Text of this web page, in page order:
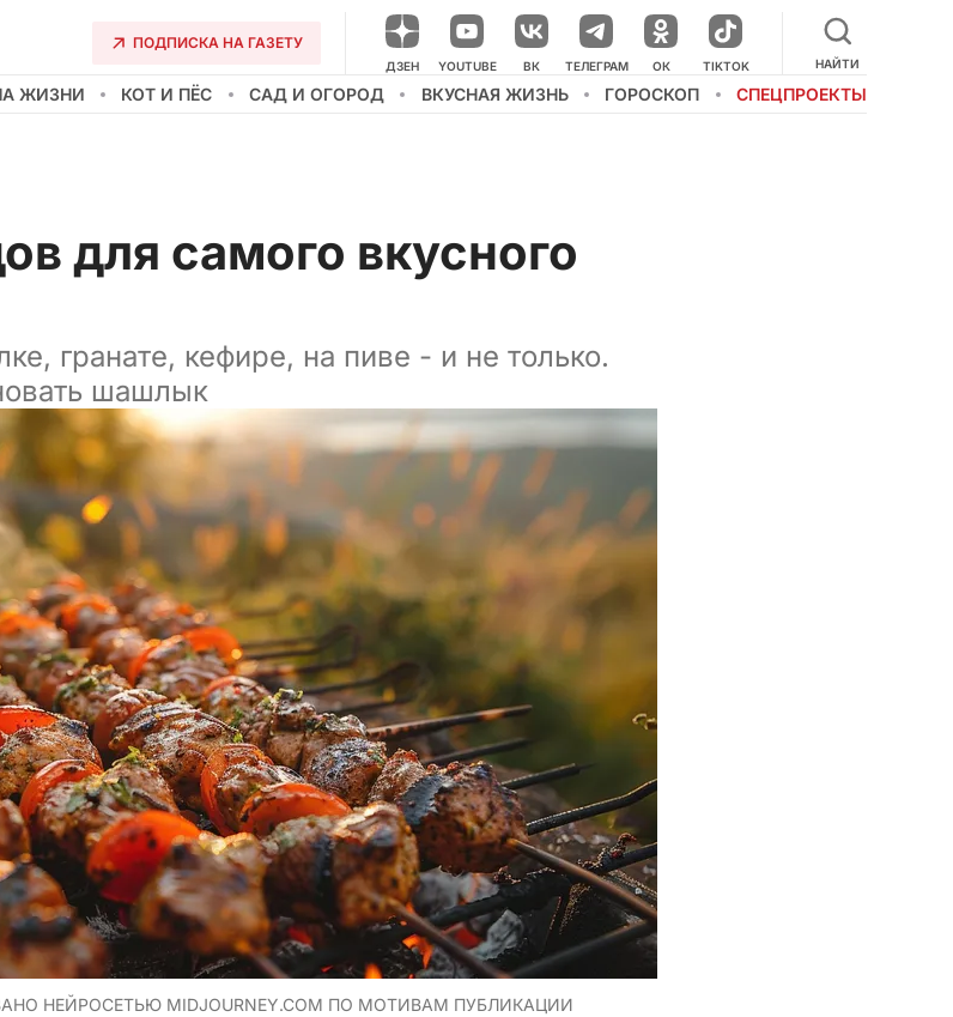
ПОДПИСКА НА ГАЗЕТУ
ДЗЕН YOUTUBE ВК ТЕЛЕГРАМ ОК TIKTOK НАЙТИ
ЖИЗНИ КОТ И ПЁС САД И ОГОРОД ВКУСНАЯ ЖИЗНЬ ГОРОСКОП СПЕЦПРОЕКТЫ
для самого вкусного
гранате, кефире, на пиве - и не только.
шашлык
НЕЙРОСЕТЬЮ MIDJOURNEY.COM ПО МОТИВАМ ПУБЛИКАЦИИ